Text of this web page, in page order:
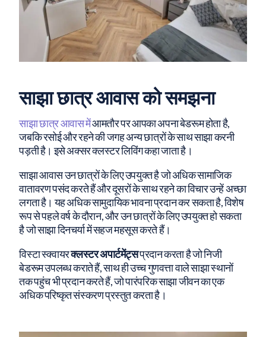
साझा छात्र आवास को समझना
साझा छात्र आवास मेंआमतौर पर आपका अपना बेडरूम होता है,
जबकि रसोई और रहने की जगह अन्य छात्रों के साथ साझा करनी
पड़ती है। इसे अक्सर क्लस्टर लिविंग कहा जाता है।
साझा आवास उन छात्रों के लिए उपयुक्त है जो अधिक सामाजिक
वातावरण पसंद करते हैं और दूसरों के साथ रहने का विचार उन्हें अच्छा
लगता है। यह अधिक सामुदायिक भावना प्रदान कर सकता है, विशेष
रूप से पहले वर्ष के दौरान, और उन छात्रों के लिए उपयुक्त हो सकता
है जो साझा दिनचर्या में सहज महसूस करते हैं।
विस्टा स्क्वायरक्लस्टर अपार्टमेंट्सप्रदान करता है जो निजी
बेडरूम उपलब्ध कराते हैं, साथ ही उच्च गुणवत्ता वाले साझा स्थानों
तक पहुंच भी प्रदान करते हैं, जो पारंपरिक साझा जीवन का एक
अधिक परिष्कृत संस्करण प्रस्तुत करता है।